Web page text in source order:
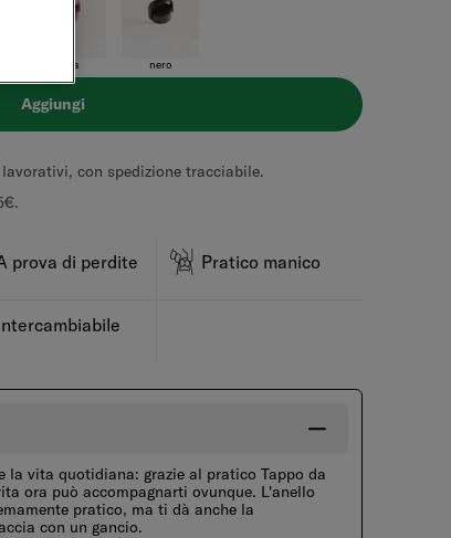
rosa nero
Aggiungi
con spedizione tracciabile.
prova di perdite Pratico manico
la vita quotidiana: grazie al pratico Tappo da
ora può accompagnarti ovunque. L'anello
pratico, ma ti dà anche la
con un gancio.